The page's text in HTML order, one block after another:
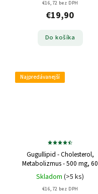
€16,72 bez DPH
€19,90
Do košíka
Najpredávanejší
Gugullipid - Cholesterol,
Metabolizmus - 500 mg, 60
kapsúl
Skladom (>5 ks)
€16,72 bez DPH